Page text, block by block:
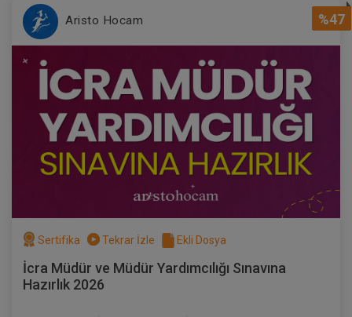
%47
Aristo Hocam
Sertifika Tekrar İzle Ekli Dosya
İcra Müdür ve Müdür Yardımcılığı Sınavına
Hazırlık 2026